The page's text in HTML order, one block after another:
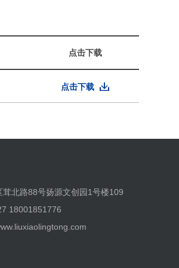
点击下载
点击下载
茸北路88号扬源文创园1号楼109
18001851776